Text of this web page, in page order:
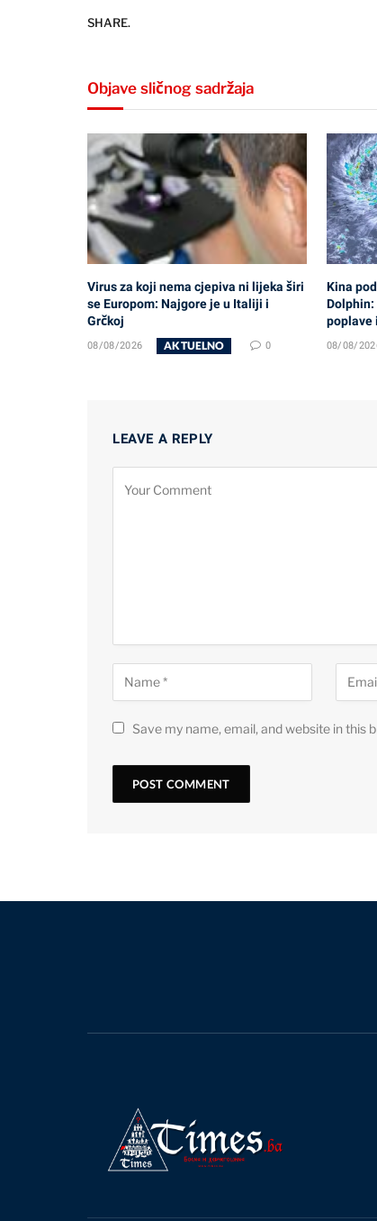
SHARE.
Objave sličnog sadržaja
Virus za koji nema cjepiva ni lijeka širi
se Europom: Najgore je u Italiji i
Grčkoj
08/08/2026 AKTUELNO 0
Kina
Dolphin:
poplave
08/08/
LEAVE A REPLY
Save my name, email, and website in this